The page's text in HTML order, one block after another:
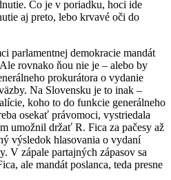
Čo je v poriadku, hoci ide
aj preto, lebo krvavé oči do
parlamentnej demokracie mandát
rovnako ňou nie je – alebo by
prokurátora o vydanie
Na Slovensku je to inak –
koho to do funkcie generálneho
osekať právomoci, vystriedala
umožnil držať R. Fica za pačesy až
výsledok hlasovania o vydaní
V zápale partajných zápasov sa
ale mandát poslanca, teda presne